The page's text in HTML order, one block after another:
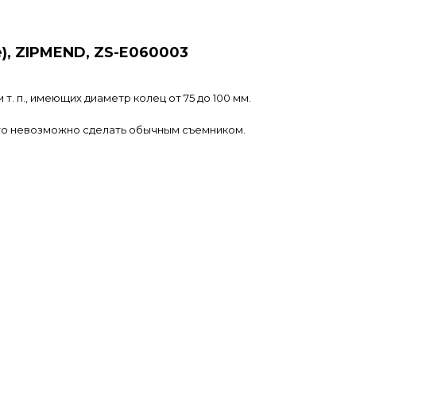
ZIPMEND, ZS-E060003
п., имеющих диаметр колец от 75 до 100 мм.
невозможно сделать обычным съемником.